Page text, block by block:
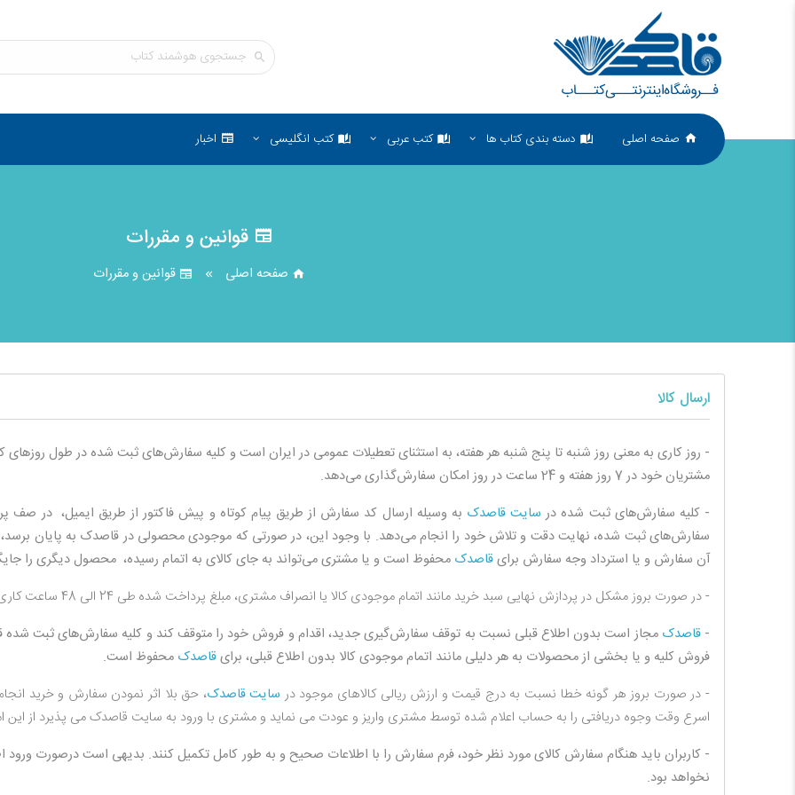
صفحه اصلی دسته بندی کتاب ها کتب عربی کتب انگلیسی اخبار
قوانین و مقررات
صفحه اصلی قوانین و مقررات
ارسال کالا
- روز کاری به معنی روز شنبه تا پنج شنبه هر هفته، به استثنای تعطیلات عمومی در ایران است و کلیه سفارش‏‌های ثبت شده در طول
مشتریان خود در 7 روز هفته و 24 ساعت در روز امکان سفارش‌‏گذاری می‌‏دهد.
- کلیه سفارش‌‏های ثبت شده در سایت قاصدک به وسیله ارسال کد سفارش از طریق پیام کوتاه و پیش فاکتور از طریق ایمیل، در صف
سفارش‌‏های ثبت شده، نهایت دقت و تلاش خود را انجام می‌دهد. با وجود این، در صورتی که موجودی محصولی در قاصدک به پایان
آن سفارش و یا استرداد وجه سفارش برایقاصدک محفوظ است و یا مشتری می‏‌تواند به جای کالای به اتمام رسیده، محصول دیگری را
- در صورت بروز مشکل در پردازش نهایی سبد خرید مانند اتمام موجودی کالا یا انصراف مشتری، مبلغ پرداخت شده طی 24 الی 48 ساعت کاری به حساب مشتری واریز خواهد شد.
-قاصدک مجاز است بدون اطلاع قبلی نسبت به توقف سفارش‌‏گیری جدید، اقدام و فروش خود را متوقف کند و کلیه سفارش‌‏های ثبت
فروش کلیه و یا بخشی از محصولات به هر دلیلی مانند اتمام موجودی کالا بدون اطلاع قبلی، برایقاصدک محفوظ است.
- در صورت بروز هر گونه خطا نسبت به درج قیمت و ارزش ریالی کالاهای موجود درسایت قاصدک، حق بلا اثر نمودن سفارش و خرید
اسرع وقت وجوه دریافتی را به حساب اعلام شده توسط مشتری واریز و عودت می نماید و مشتری با ورود به سایت قاصدک می پذیرد از
- کاربران باید هنگام سفارش کالای مورد نظر خود، فرم سفارش را با اطلاعات صحیح و به طور کامل تکمیل کنند. بدیهی است درصورت
نخواهد بود.